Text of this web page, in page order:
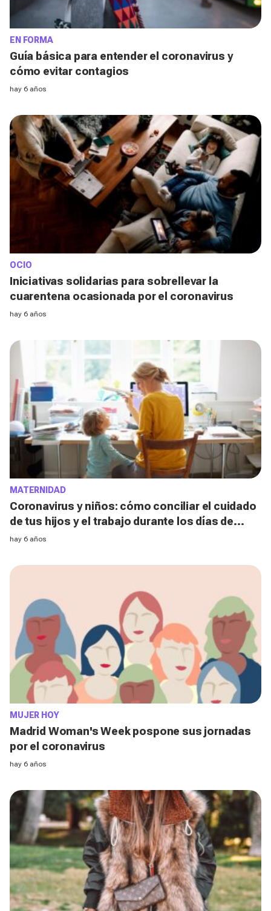
EN FORMA
Guía básica para entender el coronavirus y
cómo evitar contagios
hay 6 años
OCIO
Iniciativas solidarias para sobrellevar la
cuarentena ocasionada por el coronavirus
hay 6 años
MATERNIDAD
Coronavirus y niños: cómo conciliar el cuidado
de tus hijos y el trabajo durante los días de
cuarentena
hay 6 años
MUJER HOY
Madrid Woman's Week pospone sus jornadas
por el coronavirus
hay 6 años